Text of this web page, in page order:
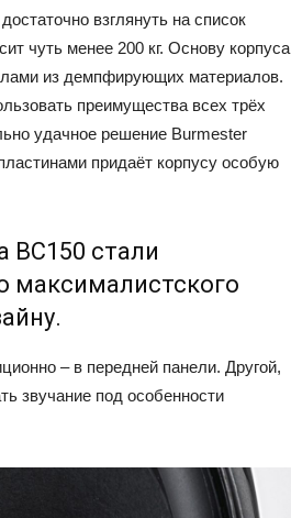
взглянуть на список
чуть менее 200 кг. Основу корпуса
из демпфирующих материалов.
преимущества всех трёх
удачное решение Burmester
придаёт корпусу особую
стали
максималистского
– в передней панели. Другой,
звучание под особенности